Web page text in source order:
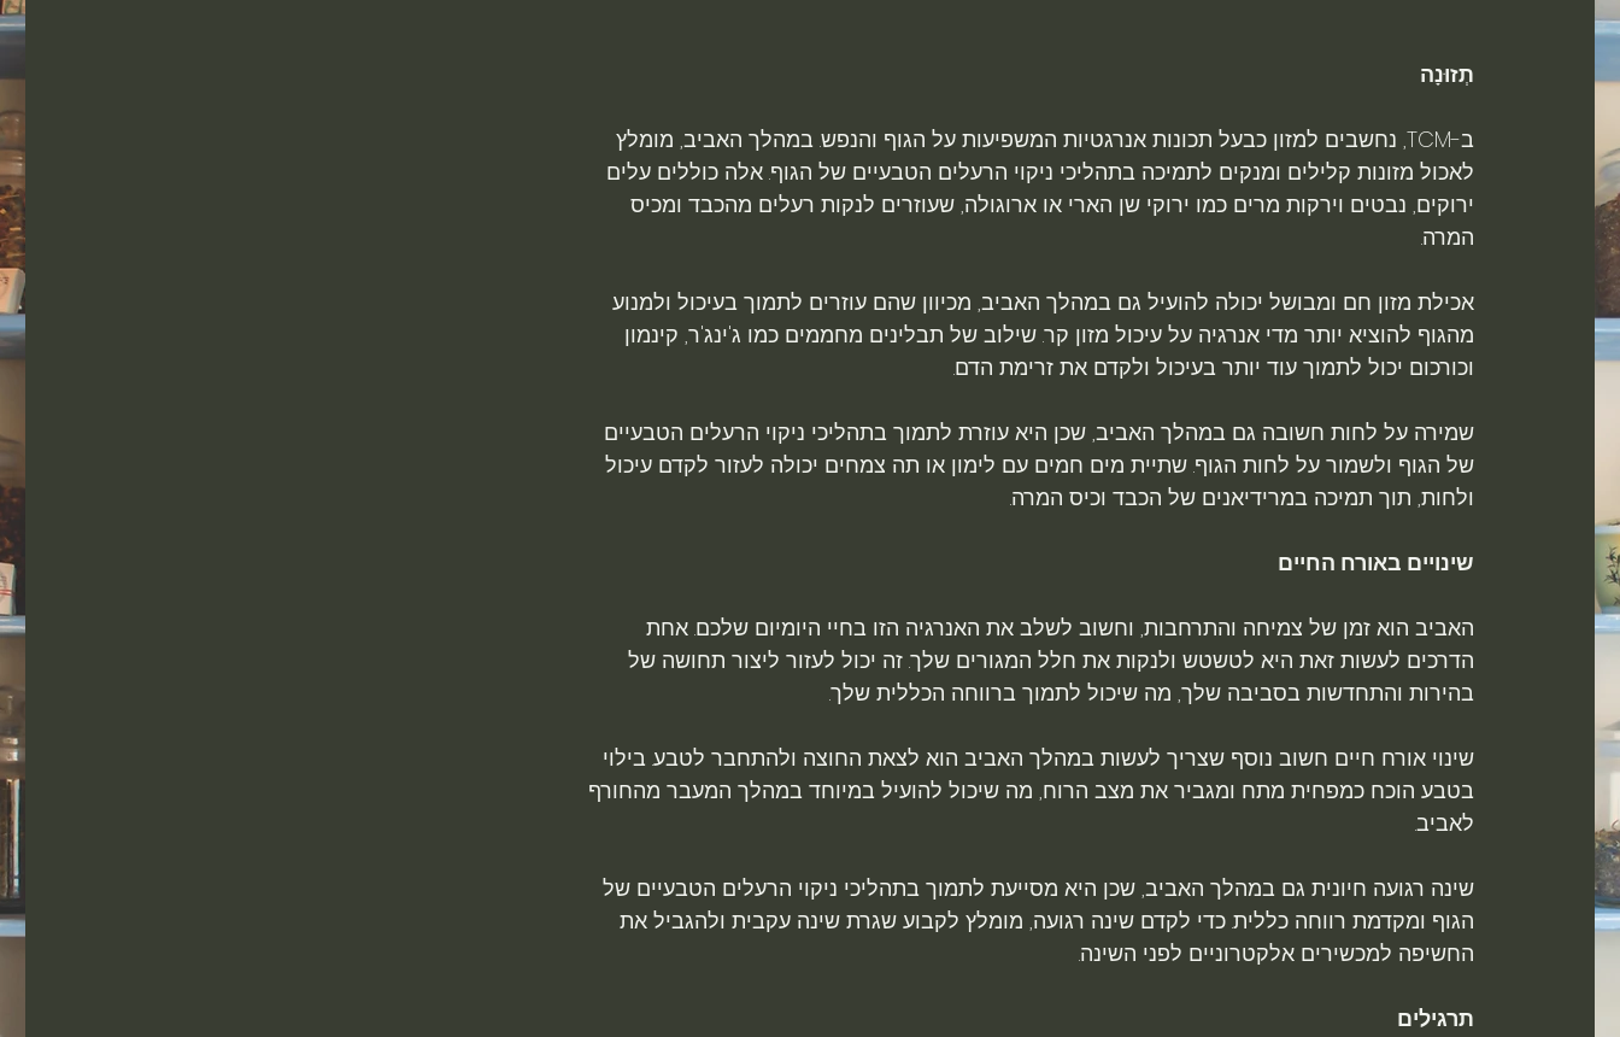
תְזוּנָה
ב-TCM, נחשבים למזון כבעל תכונות אנרגטיות המשפיעות על הגוף והנפש. במהלך האביב, מומלץ
לאכול מזונות קלילים ומנקים לתמיכה בתהליכי ניקוי הרעלים הטבעיים של הגוף. אלה כוללים עלים
ירוקים, נבטים וירקות מרים כמו ירוקי שן הארי או ארוגולה, שעוזרים לנקות רעלים מהכבד ומכיס
המרה.
אכילת מזון חם ומבושל יכולה להועיל גם במהלך האביב, מכיוון שהם עוזרים לתמוך בעיכול ולמנוע
מהגוף להוציא יותר מדי אנרגיה על עיכול מזון קר. שילוב של תבלינים מחממים כמו ג'ינג'ר, קינמון
וכורכום יכול לתמוך עוד יותר בעיכול ולקדם את זרימת הדם.
שמירה על לחות חשובה גם במהלך האביב, שכן היא עוזרת לתמוך בתהליכי ניקוי הרעלים הטבעיים
של הגוף ולשמור על לחות הגוף. שתיית מים חמים עם לימון או תה צמחים יכולה לעזור לקדם עיכול
ולחות, תוך תמיכה במרידיאנים של הכבד וכיס המרה.
שינויים באורח החיים
האביב הוא זמן של צמיחה והתרחבות, וחשוב לשלב את האנרגיה הזו בחיי היומיום שלכם. אחת
הדרכים לעשות זאת היא לטשטש ולנקות את חלל המגורים שלך. זה יכול לעזור ליצור תחושה של
בהירות והתחדשות בסביבה שלך, מה שיכול לתמוך ברווחה הכללית שלך.
שינוי אורח חיים חשוב נוסף שצריך לעשות במהלך האביב הוא לצאת החוצה ולהתחבר לטבע. בילוי
בטבע הוכח כמפחית מתח ומגביר את מצב הרוח, מה שיכול להועיל במיוחד במהלך המעבר מהחורף
לאביב.
שינה רגועה חיונית גם במהלך האביב, שכן היא מסייעת לתמוך בתהליכי ניקוי הרעלים הטבעיים של
הגוף ומקדמת רווחה כללית. כדי לקדם שינה רגועה, מומלץ לקבוע שגרת שינה עקבית ולהגביל את
החשיפה למכשירים אלקטרוניים לפני השינה.
תרגילים